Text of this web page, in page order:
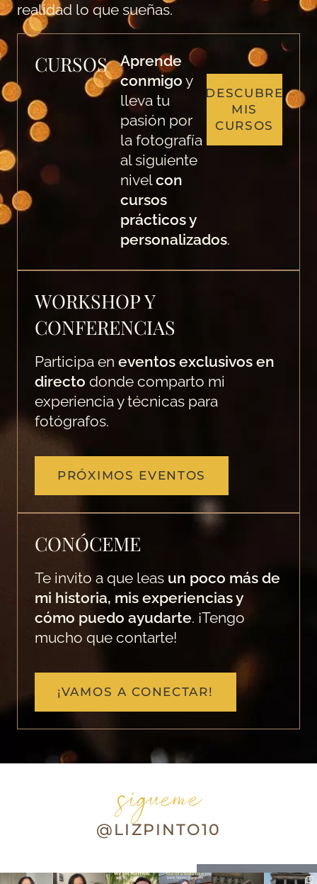
realidad lo que sueñas.
CURSOS
Aprende
conmigo y
lleva tu
pasión por
la fotografía
al siguiente
nivelcon
cursos
prácticos y
personalizados.
DESCUBRE
MIS
CURSOS
WORKSHOP Y
CONFERENCIAS
Participa en eventos exclusivos en
directo donde comparto mi
experiencia y técnicas para
fotógrafos.
PRÓXIMOS EVENTOS
CONÓCEME
Te invito a que leas un poco más de
mi historia, mis experiencias y
cómo puedo ayudarte. ¡Tengo
mucho que contarte!
¡VAMOS A CONECTAR!
sígueme
@LIZPINTO10